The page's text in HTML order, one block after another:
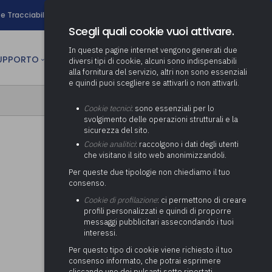
e Tracciabilità
Determinazione fondo risorse
decentrate
Pratiche previdenziali
ai comuni per l’attivazione di
(Partenariato Pubblico
Privato)
Società e organismi
adempimenti degli enti locali
Adeguamento del sistema di
gestione documentale alle
nuove linee guida sul
documento informatico
Protezione dei Dati (RPD,
altrimenti denominato Data
Protection Officer, DPO)
Supporto transizione al
digitale
Gestione IVA
Gestione IRAP
Consolidato
Relazione di fine e inizio
mandato
Supporto alla predisposizione
del Piano Economico-
Attività di supporto Gare
Energetiche (ex Legge 10/91)
Controllo Pratiche Sismiche
convegni
CULTURA person AREA RISERVATA
Scegli quali cookie vuoi attivare.
In queste pagine internet vengono generati due
diversi tipi di cookie, alcuni sono indispensabili
alla fornitura del servizio, altri non sono essenziali
e quindi puoi scegliere se attivarli o non attivarli.
Cookie tecnici: sono essenziali per lo
svolgimento delle operazioni strutturali e la
sicurezza del sito.
Cookie analitici: raccolgono i dati degli utenti
che visitano il sito web anonimizzandoli.
Per queste due tipologie non chiediamo il tuo
consenso.
Cookie di profilazione: ci permettono di creare
profili personalizzati e quindi di proporre
messaggi pubblicitari assecondando i tuoi
interessi.
Per questo tipo di cookie viene richiesto il tuo
consenso informato, che potrai esprimere